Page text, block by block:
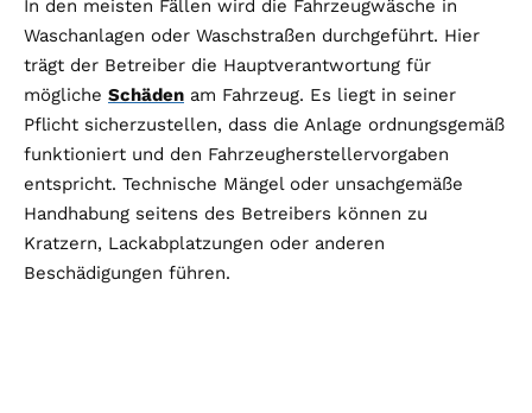
In den meisten Fällen wird die Fahrzeugwäsche in
Waschanlagen oder Waschstraßen durchgeführt. Hier
trägt der Betreiber die Hauptverantwortung für
mögliche Schäden am Fahrzeug. Es liegt in seiner
Pflicht sicherzustellen, dass die Anlage ordnungsgemäß
funktioniert und den Fahrzeugherstellervorgaben
entspricht. Technische Mängel oder unsachgemäße
Handhabung seitens des Betreibers können zu
Kratzern, Lackabplatzungen oder anderen
Beschädigungen führen.